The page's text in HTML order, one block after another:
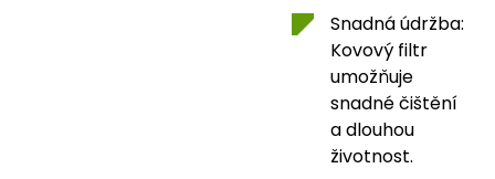
Snadná údržba:
Kovový filtr
umožňuje
snadné čištění
a dlouhou
životnost.